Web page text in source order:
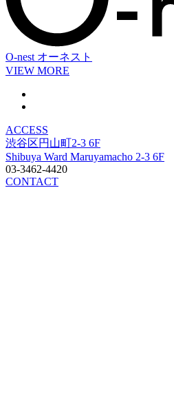
O-nest オーネスト
VIEW MORE
ACCESS
渋谷区円山町2-3 6F
Shibuya Ward Maruyamacho 2-3 6F
03-3462-4420
CONTACT